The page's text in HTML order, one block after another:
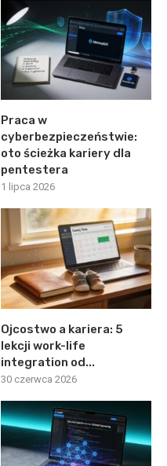
Praca w
cyberbezpieczeństwie:
oto ścieżka kariery dla
pentestera
1 lipca 2026
Ojcostwo a kariera: 5
lekcji work-life
integration od...
30 czerwca 2026